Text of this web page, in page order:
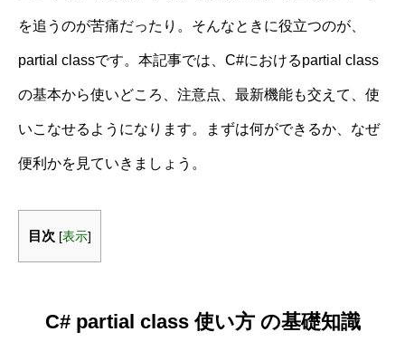
を追うのが苦痛だったり。そんなときに役立つのが、
partial classです。本記事では、C#におけるpartial class
の基本から使いどころ、注意点、最新機能も交えて、使
いこなせるようになります。まずは何ができるか、なぜ
便利かを見ていきましょう。
目次 [表示]
C# partial class 使い方 の基礎知識